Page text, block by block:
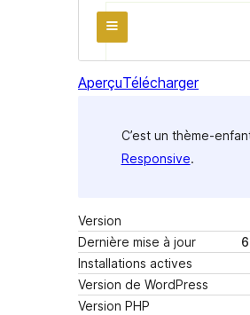
AperçuTélécharger
C’est un thème-
Responsive.
Version
Dernière mise à jour
Installations actives
Version de WordPress
Version PHP